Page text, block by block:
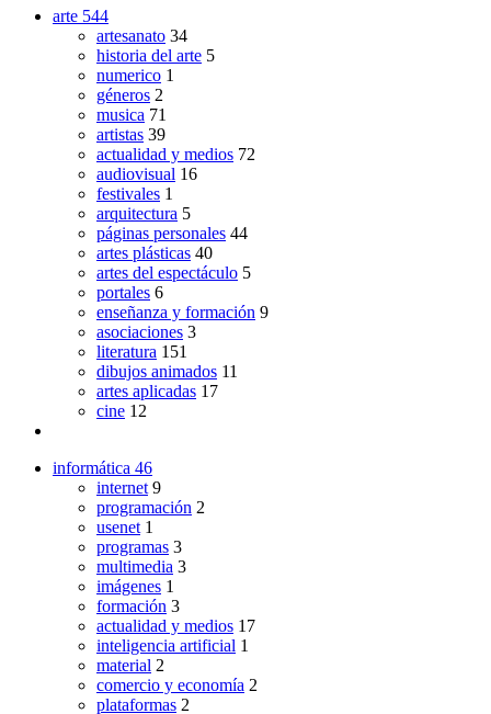
arte 544
artesanato 34
historia del arte 5
numerico 1
géneros 2
musica 71
artistas 39
actualidad y medios 72
audiovisual 16
festivales 1
arquitectura 5
páginas personales 44
artes plásticas 40
artes del espectáculo 5
portales 6
enseñanza y formación 9
asociaciones 3
literatura 151
dibujos animados 11
artes aplicadas 17
cine 12
informática 46
internet 9
programación 2
usenet 1
programas 3
multimedia 3
imágenes 1
formación 3
actualidad y medios 17
inteligencia artificial 1
material 2
comercio y economía 2
plataformas 2